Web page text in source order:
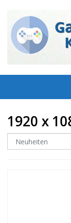
main
content
1920 x